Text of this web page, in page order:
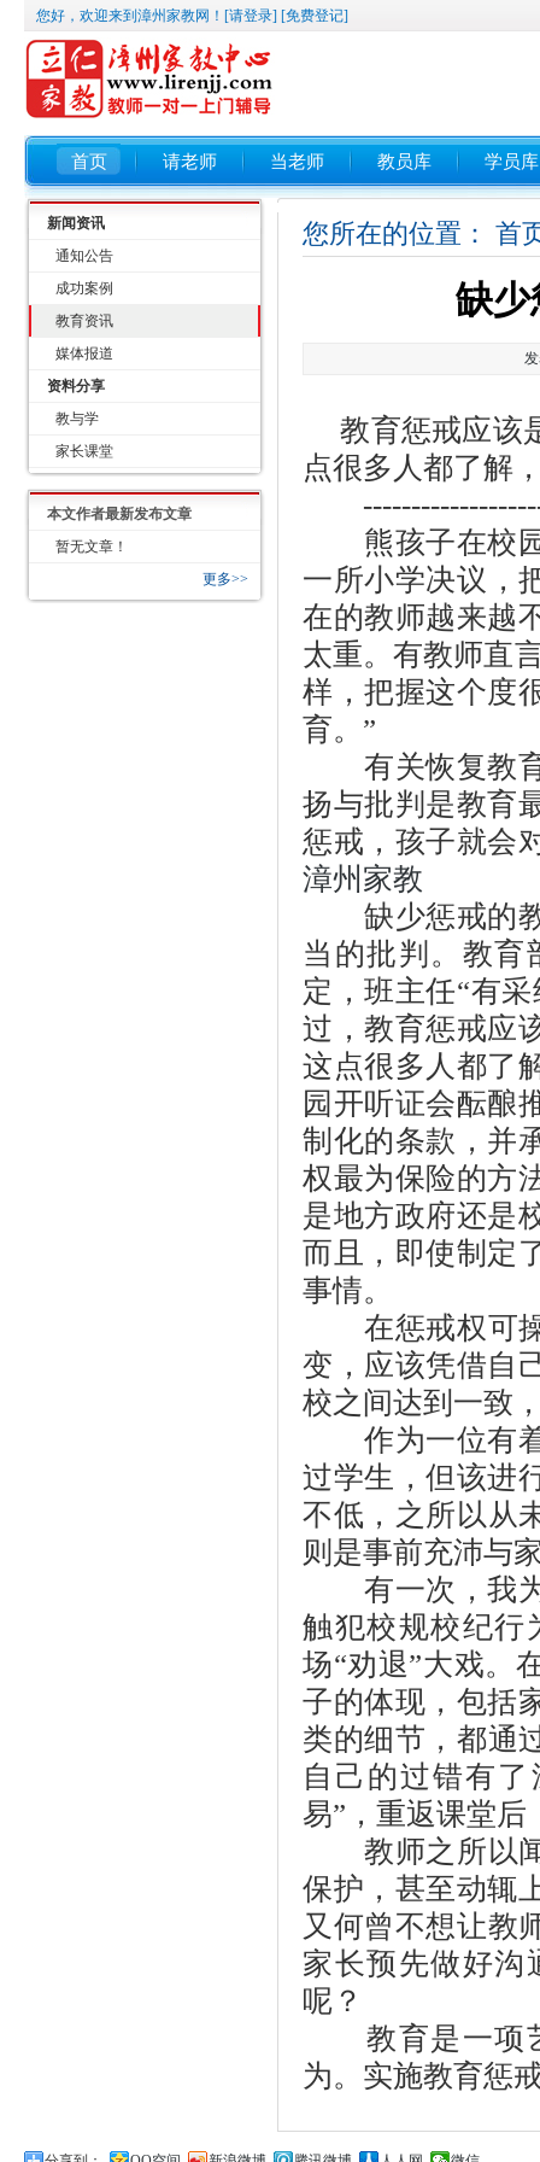
您好，欢迎来到漳州家教网！ [请登录] [免费登记]
首页 请老师 当老师 教员库 学员库
新闻资讯
通知公告
成功案例
教育资讯
媒体报道
资料分享
教与学
家长课堂
本文作者最新发布文章
暂无文章！
更多>>
您所在的位置： 首
缺少
教育惩戒应该
点很多人都了解
熊孩子在校园
一所小学决议，
在的教师越来越
太重。有教师直
样，把握这个度
育。”
有关恢复教育
扬与批判是教育
惩戒，孩子就会
漳州家教
缺少惩戒的教
当的批判。教育
定，班主任“有
过，教育惩戒应
这点很多人都了
园开听证会酝酿
制化的条款，并
权最为保险的方
是地方政府还是
而且，即使制定
事情。
在惩戒权可操
变，应该凭借自
校之间达到一致
作为一位有着
过学生，但该进
不低，之所以从
则是事前充沛与
有一次，我为
触犯校规校纪行
场“劝退”大戏。
子的体现，包括
类的细节，都通
自己的过错有
易”，重返课堂
教师之所以闻
保护，甚至动辄
又何曾不想让教
家长预先做好沟
呢？
教育是一项艺
为。实施教育惩